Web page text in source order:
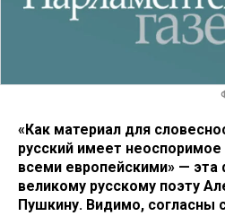
«Как материал для
русский имеет
всеми европейскими» — эта
великому русскому поэту
Пушкину. Видимо, согласны